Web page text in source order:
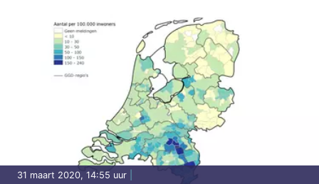
31 maart 2020, 14:55 uur